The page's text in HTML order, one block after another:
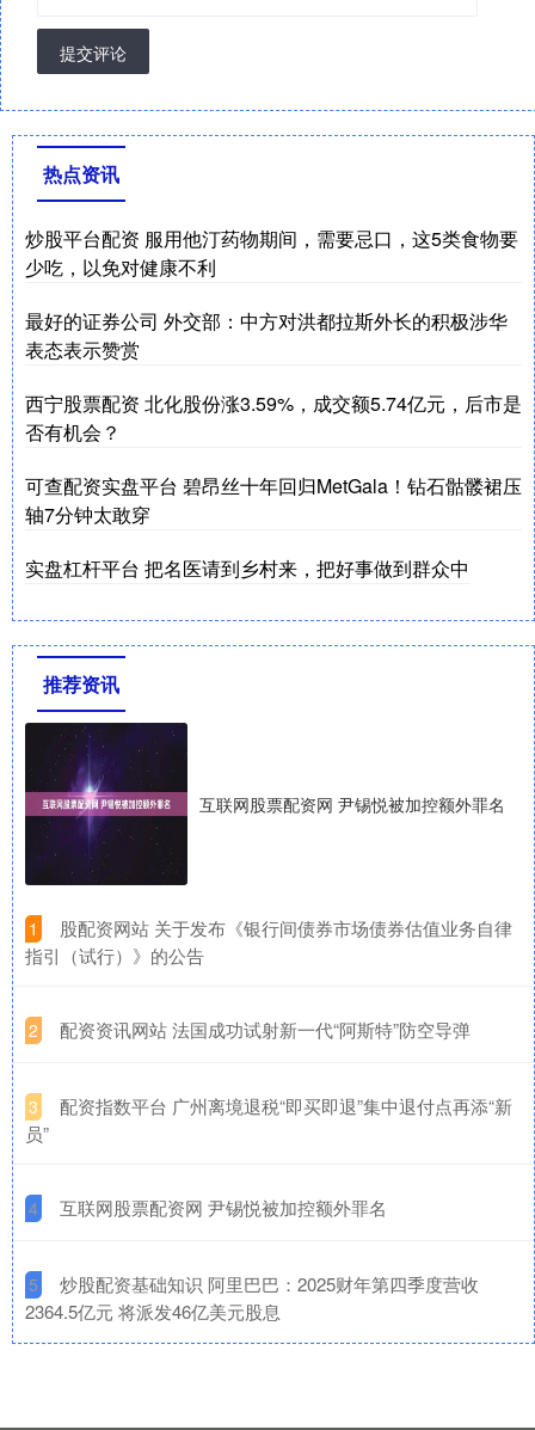
提交评论
热点资讯
炒股平台配资 服用他汀药物期间，需要忌口，这5类食物要
少吃，以免对健康不利
最好的证券公司 外交部：中方对洪都拉斯外长的积极涉华
表态表示赞赏
西宁股票配资 北化股份涨3.59%，成交额5.74亿元，后市是
否有机会？
可查配资实盘平台 碧昂丝十年回归MetGala！钻石骷髅裙压
轴7分钟太敢穿
实盘杠杆平台 把名医请到乡村来，把好事做到群众中
推荐资讯
互联网股票配资网 尹锡悦被加控额外罪名
1
​股配资网站 关于发布《银行间债券市场债券估值业务自律
指引（试行）》的公告
2 ​配资资讯网站 法国成功试射新一代“阿斯特”防空导弹
3
​配资指数平台 广州离境退税“即买即退”集中退付点再添“新
员”
4 ​互联网股票配资网 尹锡悦被加控额外罪名
5
​炒股配资基础知识 阿里巴巴：2025财年第四季度营收
2364.5亿元 将派发46亿美元股息